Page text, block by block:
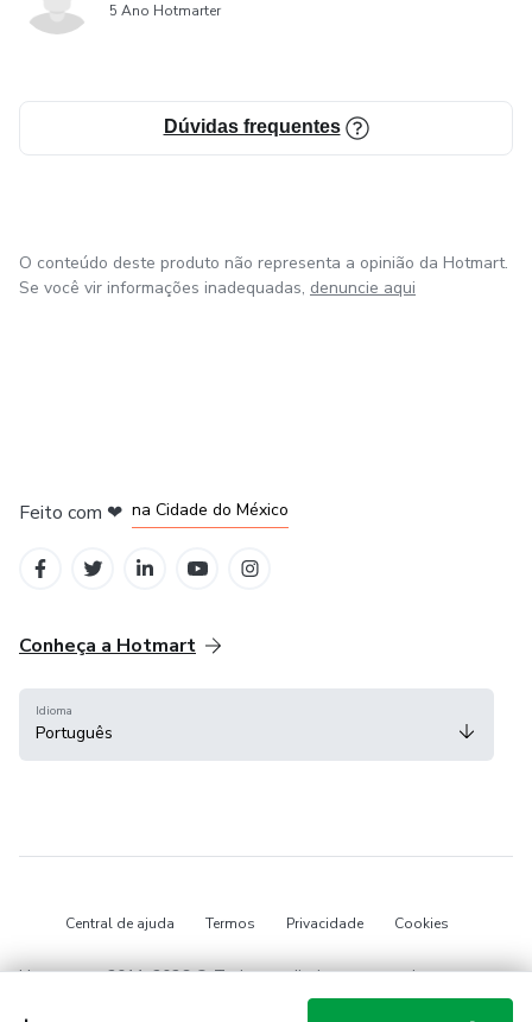
5 Ano Hotmarter
Dúvidas frequentes
O conteúdo deste produto não representa a opinião da Hotmart.
Se você vir informações inadequadas, denuncie aqui
Feito com ❤ na Cidade do México
Conheça a Hotmart
Idioma
Português
Central de ajuda Termos Privacidade Cookies
Hotmart — 2011-2026 © Todos os direitos reservados.